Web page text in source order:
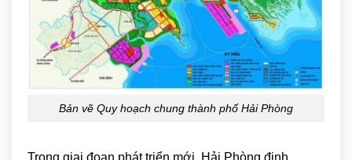
Bản vẽ Quy hoạch chung thành phố Hải Phòng
Trong giai đoạn phát triển mới, Hải Phòng định